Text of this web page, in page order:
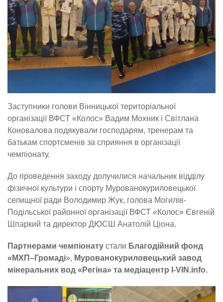
Заступники голови Вінницької територіальної
організації ВФСТ «Колос» Вадим Мохник і Світлана
Коновалова подякували господарям, тренерам та
батькам спортсменів за сприяння в організації
чемпіонату.
До проведення заходу долучилися начальник відділу
фізичної культури і спорту Мурованокуриловецької
селищної ради Володимир Жук, голова Могилів-
Подільської районної організації ВФСТ «Колос» Євгеній
Шпаркий та директор ДЮСШ Анатолій Ціона.
Партнерами чемпіонату стали Благодійний фонд
«МХП–Громаді», Мурованокуриловецький завод
мінеральних вод «Регіна» та медіацентр I-VIN.info.